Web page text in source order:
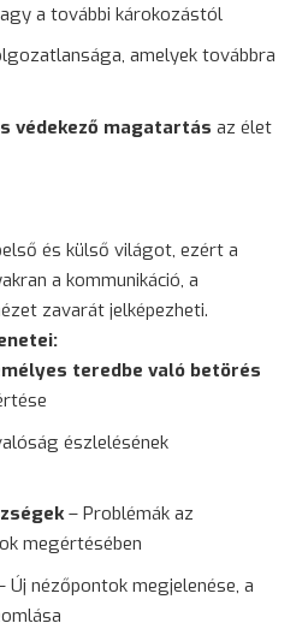
a további károkozástól
amelyek továbbra
védekező magatartás az élet
és külső világot, ezért a
a kommunikáció, a
zavarát jelképezheti.
teredbe való betörés
észlelésének
– Problémák az
megértésében
Új nézőpontok megjelenése, a